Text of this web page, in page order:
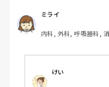
れば嬉しいです😭
でしょうか？乗り換え
ミライ
内科, 外科, 呼吸器科,
けい